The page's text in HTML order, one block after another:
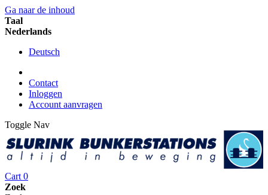
Ga naar de inhoud
Taal
Nederlands
Deutsch
Contact
Inloggen
Account aanvragen
Toggle Nav
Cart 0
Zoek